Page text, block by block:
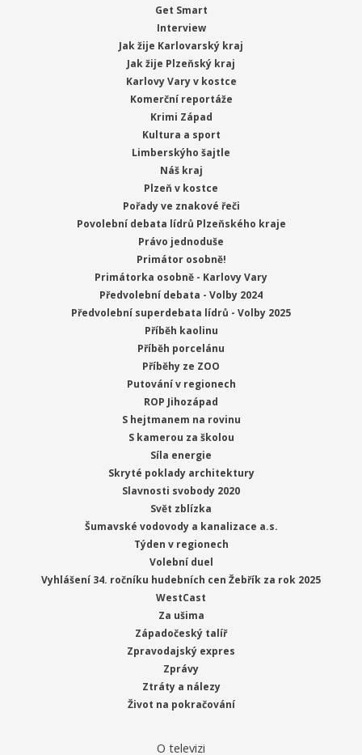
Get Smart
Interview
Jak žije Karlovarský kraj
Jak žije Plzeňský kraj
Karlovy Vary v kostce
Komerční reportáže
Krimi Západ
Kultura a sport
Limberskýho šajtle
Náš kraj
Plzeň v kostce
Pořady ve znakové řeči
Povolební debata lídrů Plzeňského kraje
Právo jednoduše
Primátor osobně!
Primátorka osobně - Karlovy Vary
Předvolební debata - Volby 2024
Předvolební superdebata lídrů - Volby 2025
Příběh kaolinu
Příběh porcelánu
Příběhy ze ZOO
Putování v regionech
ROP Jihozápad
S hejtmanem na rovinu
S kamerou za školou
Síla energie
Skryté poklady architektury
Slavnosti svobody 2020
Svět zblízka
Šumavské vodovody a kanalizace a.s.
Týden v regionech
Volební duel
Vyhlášení 34. ročníku hudebních cen Žebřík za rok 2025
WestCast
Za ušima
Západočeský talíř
Zpravodajský expres
Zprávy
Ztráty a nálezy
Život na pokračování
O televizi